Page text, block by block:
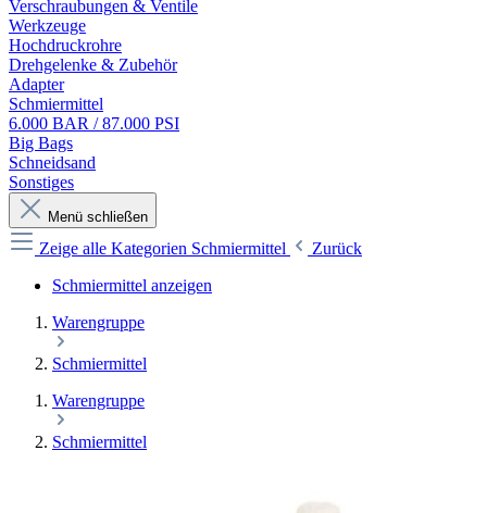
Verschraubungen & Ventile
Werkzeuge
Hochdruckrohre
Drehgelenke & Zubehör
Adapter
Schmiermittel
6.000 BAR / 87.000 PSI
Big Bags
Schneidsand
Sonstiges
Menü schließen
Zeige alle Kategorien Schmiermittel
Zurück
Schmiermittel anzeigen
Warengruppe
Schmiermittel
Warengruppe
Schmiermittel